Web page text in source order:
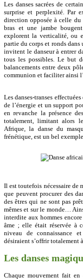
Les danses sacrées de
surprise et perplexité. Par
direction opposée à celle
bras et une jambe
explorent la verticalité, ou
partie du corps et ronds dans
invitent le danseur à entrer
tous les possibles. Le but
balancements entre deux
communion et faciliter ainsi
Les danses-transes
de l’énergie et un support
en revanche la présence
totalement, limitant alors
Afrique, la danse du
frénétique, est un bel
Il est toutefois nécessaire de
que peuvent procurer des
des êtres qui ne sont pas
mêmes et sur le monde…
interdite aux hommes
âme ; elle était réservée à
niveau de connaissance
désiraient s’offrir totalement
Les danses
Chaque mouvement fait en